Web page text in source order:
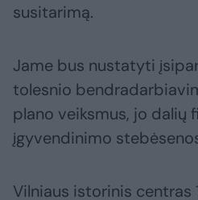
susitarimą.
Jame bus nustatyti
tolesnio
plano veiksmus, jo dalių
įgyvendinimo
Vilniaus istorinis centras